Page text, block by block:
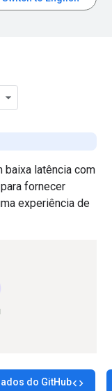
latência com
fornecer
experiência de
do GitHubcode